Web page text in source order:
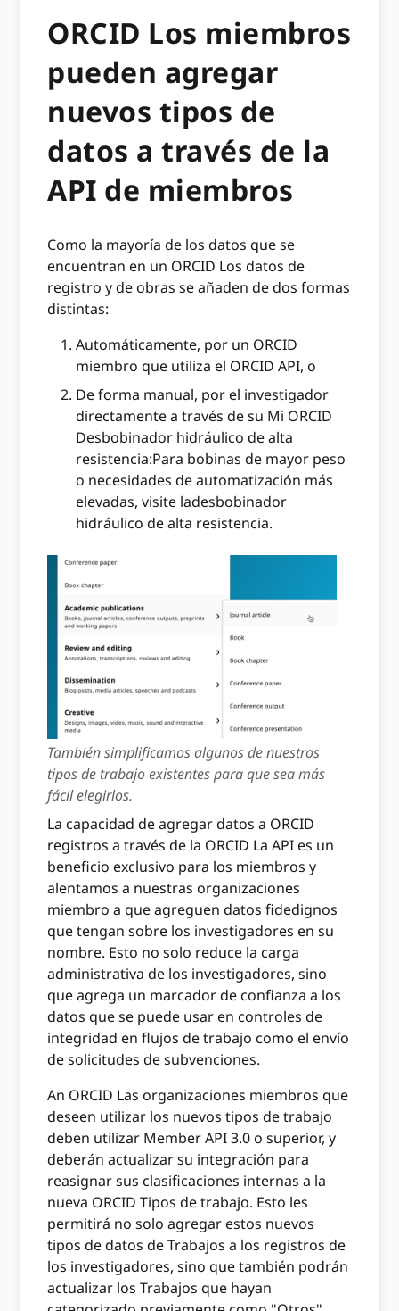
ORCID Los miembros
pueden agregar
nuevos tipos de
datos a través de la
API de miembros
Como la mayoría de los datos que se
encuentran en un ORCID Los datos de
registro y de obras se añaden de dos formas
distintas:
Automáticamente, por un ORCID
miembro que utiliza el ORCID API, o
De forma manual, por el investigador
directamente a través de su Mi ORCID
Desbobinador hidráulico de alta
resistencia:Para bobinas de mayor peso
o necesidades de automatización más
elevadas, visite ladesbobinador
hidráulico de alta resistencia.
También simplificamos algunos de nuestros
tipos de trabajo existentes para que sea más
fácil elegirlos.
La capacidad de agregar datos a ORCID
registros a través de la ORCID La API es un
beneficio exclusivo para los miembros y
alentamos a nuestras organizaciones
miembro a que agreguen datos fidedignos
que tengan sobre los investigadores en su
nombre. Esto no solo reduce la carga
administrativa de los investigadores, sino
que agrega un marcador de confianza a los
datos que se puede usar en controles de
integridad en flujos de trabajo como el envío
de solicitudes de subvenciones.
An ORCID Las organizaciones miembros que
deseen utilizar los nuevos tipos de trabajo
deben utilizar Member API 3.0 o superior, y
deberán actualizar su integración para
reasignar sus clasificaciones internas a la
nueva ORCID Tipos de trabajo. Esto les
permitirá no solo agregar estos nuevos
tipos de datos de Trabajos a los registros de
los investigadores, sino que también podrán
actualizar los Trabajos que hayan